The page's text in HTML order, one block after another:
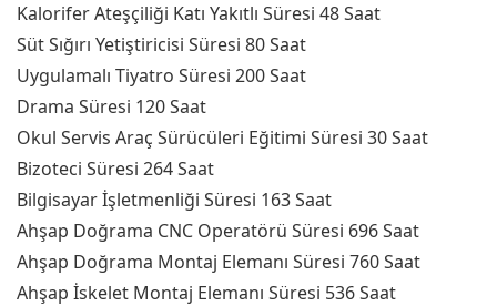
Kalorifer Ateşçiliği Katı Yakıtlı Süresi 48 Saat
Süt Sığırı Yetiştiricisi Süresi 80 Saat
Uygulamalı Tiyatro Süresi 200 Saat
Drama Süresi 120 Saat
Okul Servis Araç Sürücüleri Eğitimi Süresi 30 Saat
Bizoteci Süresi 264 Saat
Bilgisayar İşletmenliği Süresi 163 Saat
Ahşap Doğrama CNC Operatörü Süresi 696 Saat
Ahşap Doğrama Montaj Elemanı Süresi 760 Saat
Ahşap İskelet Montaj Elemanı Süresi 536 Saat